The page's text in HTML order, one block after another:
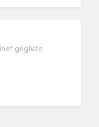
grigliate